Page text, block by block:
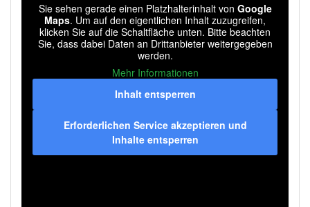
Sie sehen gerade einen Platzhalterinhalt von Google
Maps. Um auf den eigentlichen Inhalt zuzugreifen,
klicken Sie auf die Schaltfläche unten. Bitte beachten
Sie, dass dabei Daten an Drittanbieter weitergegeben
werden.
Mehr Informationen
Inhalt entsperren
Erforderlichen Service akzeptieren und
Inhalte entsperren